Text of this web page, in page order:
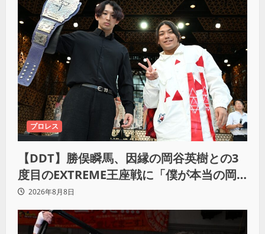
プロレス
【DDT】勝俣瞬馬、因縁の岡谷英樹との3
度目のEXTREME王座戦に「僕が本当の岡
谷英樹を引き出して獲りたい」
2026年8月8日